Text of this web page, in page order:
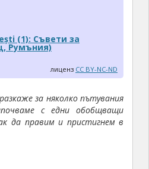
(1): Съвети за
Румъния)
лиценз CC BY-NC-ND
за няколко пътувания
с едни обобщващи
да правим и пристигнем в